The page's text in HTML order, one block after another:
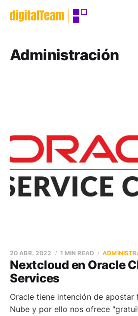
Administración
Nextcloud en Oracle
Services
20 ABR. 2022 1 MIN READ
Oracle tiene intención de
Nube y por ello nos ofrece